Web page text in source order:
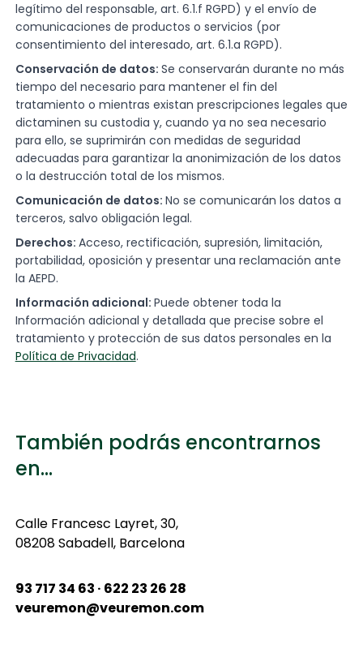
legítimo del responsable, art. 6.1.f RGPD) y el envío de
comunicaciones de productos o servicios (por
consentimiento del interesado, art. 6.1.a RGPD).
Conservación de datos: Se conservarán durante no más
tiempo del necesario para mantener el fin del
tratamiento o mientras existan prescripciones legales que
dictaminen su custodia y, cuando ya no sea necesario
para ello, se suprimirán con medidas de seguridad
adecuadas para garantizar la anonimización de los datos
o la destrucción total de los mismos.
Comunicación de datos: No se comunicarán los datos a
terceros, salvo obligación legal.
Derechos: Acceso, rectificación, supresión, limitación,
portabilidad, oposición y presentar una reclamación ante
la AEPD.
Información adicional: Puede obtener toda la
Información adicional y detallada que precise sobre el
tratamiento y protección de sus datos personales en la
Política de Privacidad.
También podrás encontrarnos
en...
CalleFrancesc Layret, 30,
08208 Sabadell, Barcelona
93 717 34 63 · 622 23 26 28
veuremon@veuremon.com